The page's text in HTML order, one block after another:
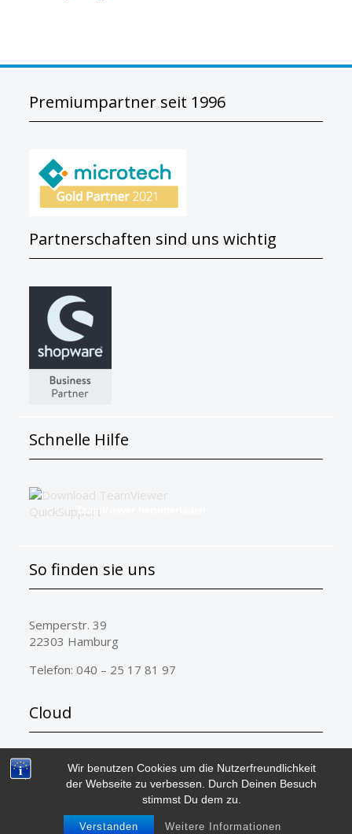
Wir benutzen Cookies um die Nutzerfreundlichkeit
der Webseite zu verbessen. Durch Deinen Besuch
stimmst Du dem zu.
Verstanden Weitere Informationen
Premiumpartner seit 1996
Partnerschaften sind uns wichtig
Schnelle Hilfe
TeamViewer herunterladen
So finden sie uns
Semperstr. 39
22303 Hamburg
Telefon: 040 – 25 17 81 97
Cloud
ERP-complete
Impressum Datenschutzerklärung